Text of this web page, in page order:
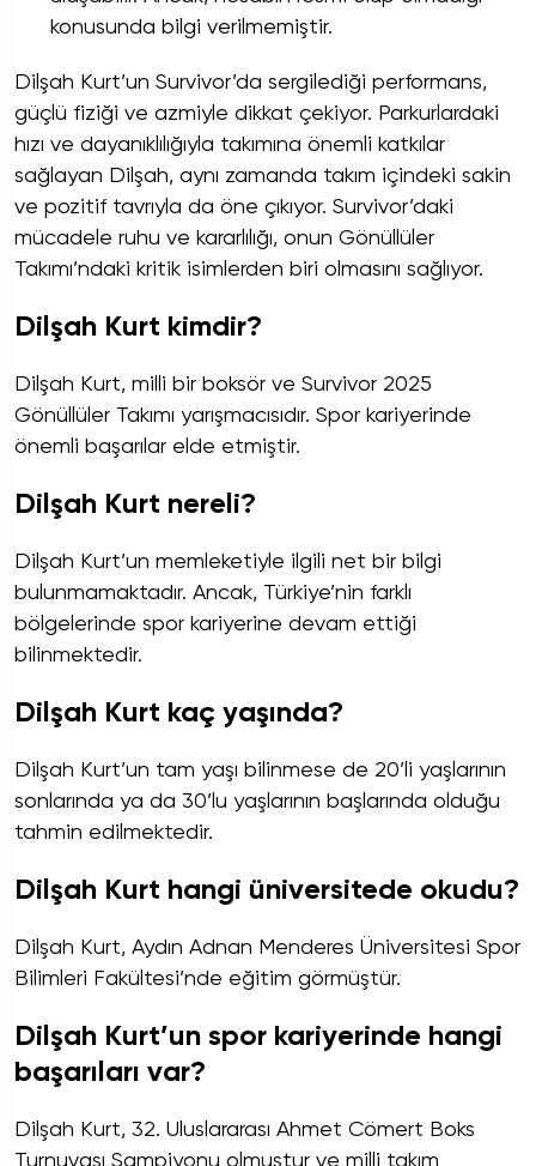
konusunda bilgi verilmemiştir.
Dilşah Kurt’un Survivor’da sergilediği performans,
güçlü fiziği ve azmiyle dikkat çekiyor. Parkurlardaki
hızı ve dayanıklılığıyla takımına önemli katkılar
sağlayan Dilşah, aynı zamanda takım içindeki sakin
ve pozitif tavrıyla da öne çıkıyor. Survivor’daki
mücadele ruhu ve kararlılığı, onun Gönüllüler
Takımı’ndaki kritik isimlerden biri olmasını sağlıyor.
Dilşah Kurt kimdir?
Dilşah Kurt, milli bir boksör ve Survivor 2025
Gönüllüler Takımı yarışmacısıdır. Spor kariyerinde
önemli başarılar elde etmiştir.
Dilşah Kurt nereli?
Dilşah Kurt’un memleketiyle ilgili net bir bilgi
bulunmamaktadır. Ancak, Türkiye’nin farklı
bölgelerinde spor kariyerine devam ettiği
bilinmektedir.
Dilşah Kurt kaç yaşında?
Dilşah Kurt’un tam yaşı bilinmese de 20’li yaşlarının
sonlarında ya da 30’lu yaşlarının başlarında olduğu
tahmin edilmektedir.
Dilşah Kurt hangi üniversitede okudu?
Dilşah Kurt, Aydın Adnan Menderes Üniversitesi Spor
Bilimleri Fakültesi’nde eğitim görmüştür.
Dilşah Kurt’un spor kariyerinde hangi
başarıları var?
Dilşah Kurt, 32. Uluslararası Ahmet Cömert Boks
Turnuvası Şampiyonu olmuştur ve milli takım